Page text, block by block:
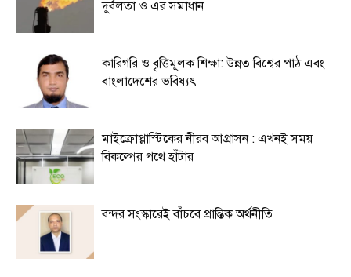
দুর্বলতা ও এর সমাধান
কারিগরি ও বৃত্তিমূলক শিক্ষা: উন্নত বিশ্বের পাঠ এবং
বাংলাদেশের ভবিষ্যৎ
মাইক্রোপ্লাস্টিকের নীরব আগ্রাসন : এখনই সময়
বিকল্পের পথে হাঁটার
বন্দর সংস্কারেই বাঁচবে প্রান্তিক অর্থনীতি